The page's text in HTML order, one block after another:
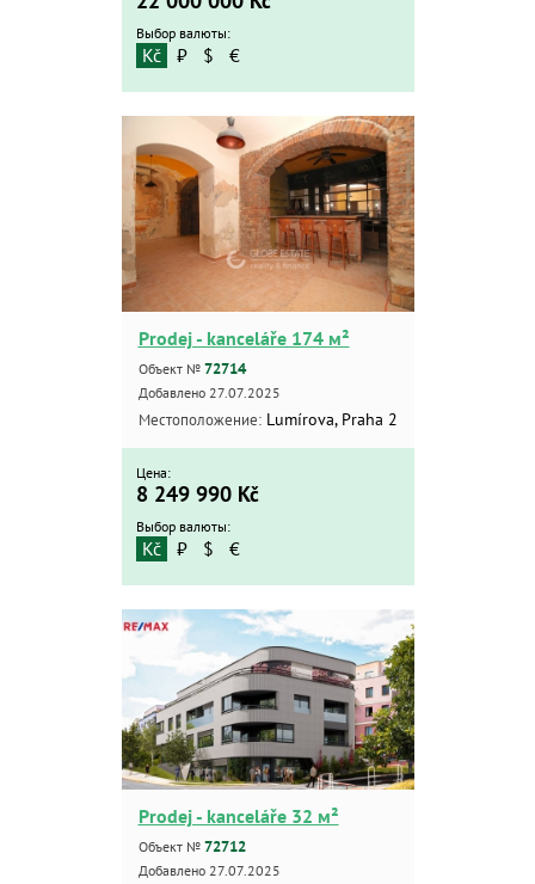
Выбор валюты:
Kč ₽ $ €
Prodej - kanceláře 174 м²
Объект № 72714
Добавлено 27.07.2025
Местоположение:Lumírova, Praha 2
Цена:
8 249 990 Kč
Выбор валюты:
Kč ₽ $ €
Prodej - kanceláře 32 м²
Объект № 72712
Добавлено 27.07.2025